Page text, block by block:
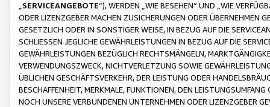
SERVICEANGEBOTE“), WERDEN „WIE BESEHEN“ UND „WIE
ODER LIZENZGEBER MACHEN ZUSICHERUNGEN ODER ÜBERNEHMEN
GESETZLICH ODER IN SONSTIGER WEISE, IN BEZUG AUF DIE
SCHLIESSEN JEGLICHE GEWÄHRLEISTUNGEN IN BEZUG AUF DIE
GEWÄHRLEISTUNGEN BEZÜGLICH RECHTSMÄNGELN,
VERWENDUNGSZWECK, NICHTVERLETZUNG SOWIE
ÜBLICHEN GESCHÄFTSVERKEHR, DER LEISTUNG ODER
BESCHAFFENHEIT, MERKMALE, FUNKTIONEN, DEN
NOCH UNSERE VERBUNDENEN UNTERNEHMEN ODER LIZENZGEBER